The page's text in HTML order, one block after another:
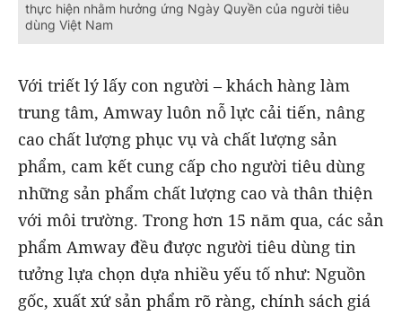
thực hiện nhằm hưởng ứng Ngày Quyền của người tiêu
dùng Việt Nam
Với triết lý lấy con người – khách hàng làm
trung tâm, Amway luôn nỗ lực cải tiến, nâng
cao chất lượng phục vụ và chất lượng sản
phẩm, cam kết cung cấp cho người tiêu dùng
những sản phẩm chất lượng cao và thân thiện
với môi trường. Trong hơn 15 năm qua, các sản
phẩm Amway đều được người tiêu dùng tin
tưởng lựa chọn dựa nhiều yếu tố như: Nguồn
gốc, xuất xứ sản phẩm rõ ràng, chính sách giá